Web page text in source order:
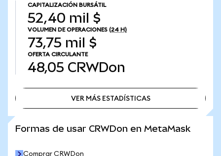
CAPITALIZACIÓN BURSÁTIL
52,40 mil $
VOLUMEN DE OPERACIONES (24 H)
73,75 mil $
OFERTA CIRCULANTE
48,05 CRWDon
VER MÁS ESTADÍSTICAS
Formas de usar CRWDon en MetaMask
Comprar CRWDon